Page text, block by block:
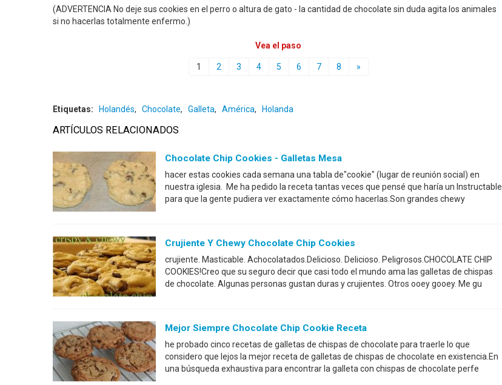
(ADVERTENCIA No deje sus cookies en el perro o altura de gato - la cantidad de chocolate sin duda agita los animales
si no hacerlas totalmente enfermo.)
Vea el paso
1 2 3 4 5 6 7 8 »
Etiquetas: Holandés, Chocolate, Galleta, América, Holanda
ARTÍCULOS RELACIONADOS
Chocolate Chip Cookies - Galletas Mesa
hacer estas cookies cada semana una tabla de"cookie" (lugar de reunión social) en
nuestra iglesia. Me ha pedido la receta tantas veces que pensé que haría un Instructable
para que la gente pudiera ver exactamente cómo hacerlas.Son grandes chewy
Crujiente Y Chewy Chocolate Chip Cookies
crujiente. Masticable. Achocolatados.Delicioso. Delicioso. Peligrosos.CHOCOLATE CHIP
COOKIES!Creo que su seguro decir que casi todo el mundo ama las galletas de chispas
de chocolate. Algunas personas gustan duras y crujientes. Otros ooey gooey. Me gu
Mejor Siempre Chocolate Chip Cookie Receta
he probado cinco recetas de galletas de chispas de chocolate para traerle lo que
considero que lejos la mejor receta de galletas de chispas de chocolate en existencia.En
una búsqueda exhaustiva para encontrar la galleta con chispas de chocolate perfe